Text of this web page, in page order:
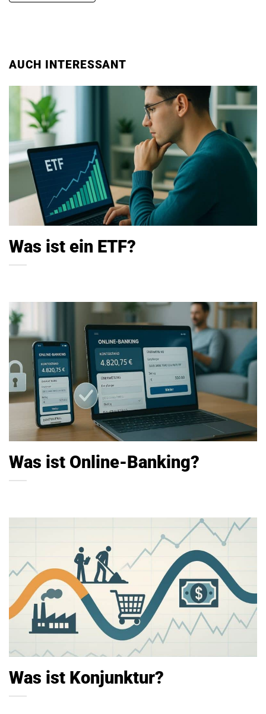
AUCH INTERESSANT
Was ist ein ETF?
Was ist Online-Banking?
Was ist Konjunktur?